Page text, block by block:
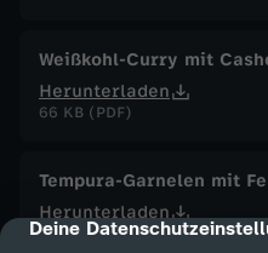
cmp-dialog-description
Deine
Weißkohl-Curry mit
Herunterladen
66 KB (PDF)
Tempura-Garnelen mit
Herunterladen
87 KB (PDF)